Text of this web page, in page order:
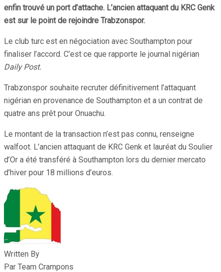
enfin trouvé un port d’attache. L’ancien attaquant du KRC Genk
est sur le point de rejoindre Trabzonspor.
Le club turc est en négociation avec Southampton pour
finaliser l’accord. C’est ce que rapporte le journal nigérian
Daily Post.
Trabzonspor souhaite recruter définitivement l’attaquant
nigérian en provenance de Southampton et a un contrat de
quatre ans prêt pour Onuachu.
Le montant de la transaction n’est pas connu, renseigne
walfoot. L’ancien attaquant de KRC Genk et lauréat du Soulier
d’Or a été transféré à Southampton lors du dernier mercato
d’hiver pour 18 millions d’euros.
Written By
Par Team Crampons